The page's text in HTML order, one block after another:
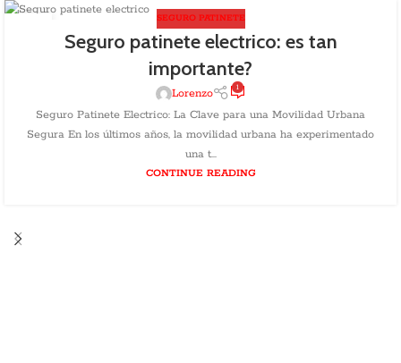
SEGURO PATINETE
Seguro patinete electrico: es tan
importante?
Lorenzo 1
Seguro Patinete Electrico: La Clave para una Movilidad Urbana
Segura En los últimos años, la movilidad urbana ha experimentado
una t...
CONTINUE READING